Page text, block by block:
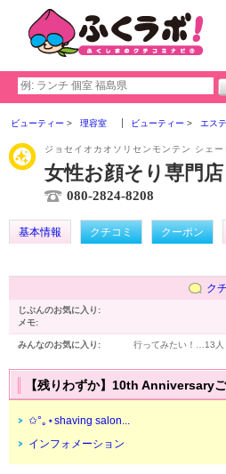
ビューティー 理容室 ビューティー エス
ジョセイオカオソリセンモンテン シェ
女性お顔そり専門
080-2824-8208
基本情報 クチコミ クーポン
ク
じぶんのお気に入り:
メモ:
みんなのお気に入り: 行ってみたい！… 13人
【残りわずか】10th Anniversary
✩°｡⋆shaving salon...
インフォメーション